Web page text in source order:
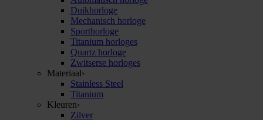
Duikhorloge
Mechanisch horloge
Sporthorloge
Titanium horloges
Quartz horloge
Zwitserse horloges
Materiaal›
Stainless Steel
Titanium
Kleuren›
Zilver